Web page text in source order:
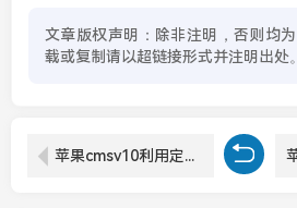
文章版权声明：除非注明，否则均为
载或复制请以超链接形式并注明出处。
苹果cmsv10利用定时任务更新数据生成静态页面的执行操作